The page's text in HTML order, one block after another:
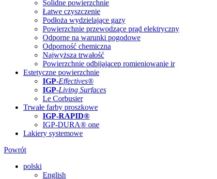
Solidne powierzchnie
Łatwe czyszczenie
Podłoża wydzielające gazy
Powierzchnie przewodzące prąd elektryczny
Odporne na warunki pogodowe
Odporność chemiczna
Najwyższa trwałość
Powierzchnie odbijajacep romieniowanie ir
Estetyczne powierzchnie
IGP-Effectives®
IGP-Living Surfaces
Le Corbusier
Trwałe farby proszkowe
IGP-RAPID®
IGP-DURA® one
Lakiery systemowe
Powrót
polski
English